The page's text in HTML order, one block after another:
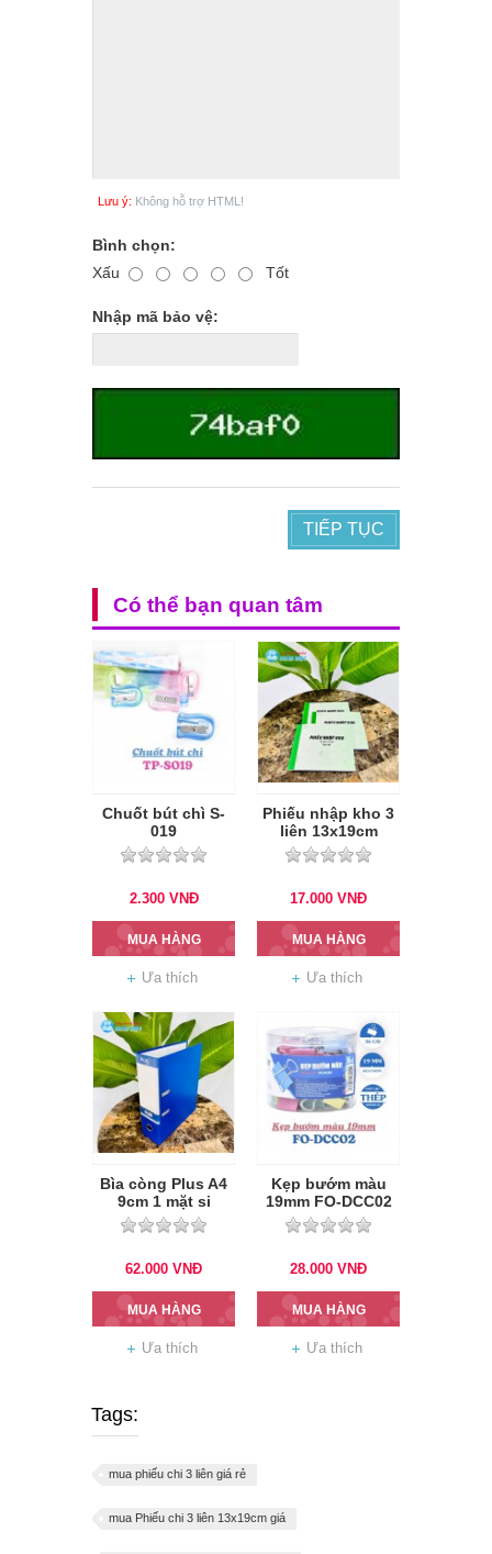
Lưu ý: Không hỗ trợ HTML!
Bình chọn:
Xấu
Tốt
Nhập mã bảo vệ:
TIẾP TỤC
Có thể bạn quan tâm
Chuốt bút chì S-
019
2.300 VNĐ
MUA HÀNG
Ưa thích
Phiếu nhập kho 3
liên 13x19cm
17.000 VNĐ
MUA HÀNG
Ưa thích
Bìa còng Plus A4
9cm 1 mặt si
62.000 VNĐ
MUA HÀNG
Ưa thích
Kẹp bướm màu
19mm FO-DCC02
28.000 VNĐ
MUA HÀNG
Ưa thích
Tags:
mua phiếu chi 3 liên giá rẻ
mua Phiếu chi 3 liên 13x19cm giá